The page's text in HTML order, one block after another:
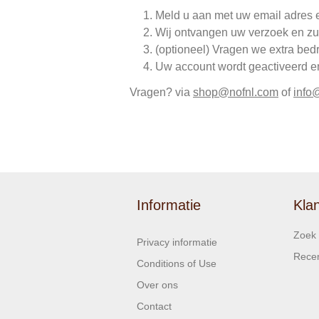
Meld u aan met uw email
Wij ontvangen uw verzoek en
(optioneel) Vragen we extra
Uw account wordt geactiveerd
Vragen? via shop@nofnl.com of
Informatie
Privacy informatie
Conditions of Use
Over ons
Contact
Zoek